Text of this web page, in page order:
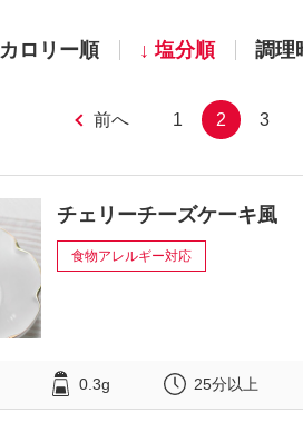
カロリー順 塩分順 調理
前へ 1 2 3
チェリーチーズケーキ風
食物アレルギー対応
0.3g 25分以上